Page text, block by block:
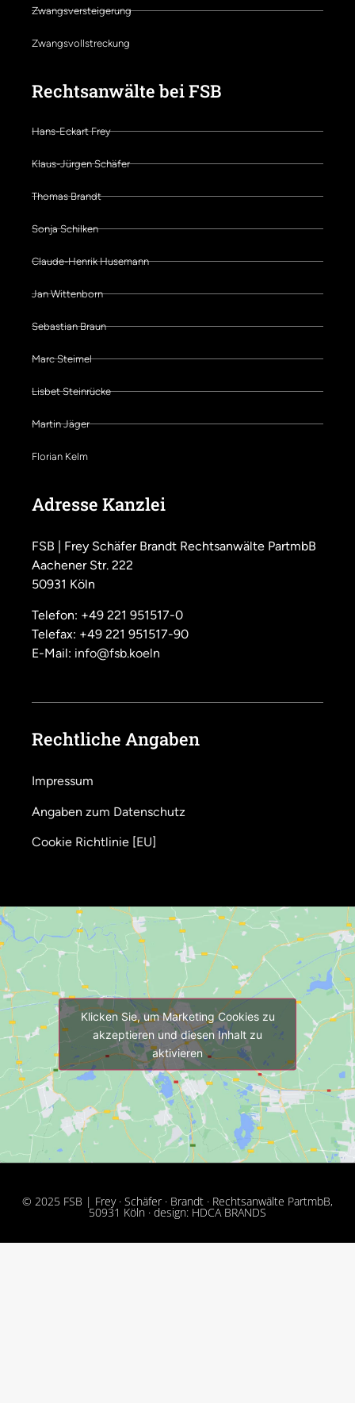
Zwangsversteigerung
Zwangsvollstreckung
Rechtsanwälte bei FSB
Hans-Eckart Frey
Klaus-Jürgen Schäfer
Thomas Brandt
Sonja Schilken
Claude-Henrik Husemann
Jan Wittenborn
Sebastian Braun
Marc Steimel
Lisbet Steinrücke
Martin Jäger
Florian Kelm
Adresse Kanzlei
FSB | Frey Schäfer Brandt Rechtsanwälte PartmbB
Aachener Str. 222
50931 Köln
Telefon: +49 221 951517-0
Telefax: +49 221 951517-90
E-Mail: info@fsb.koeln
Rechtliche Angaben
Impressum
Angaben zum Datenschutz
Cookie Richtlinie [EU]
Klicken Sie, um Marketing Cookies zu
akzeptieren und diesen Inhalt zu
aktivieren
© 2025 FSB | Frey · Schäfer · Brandt · Rechtsanwälte PartmbB,
50931 Köln · design: HDCA BRANDS